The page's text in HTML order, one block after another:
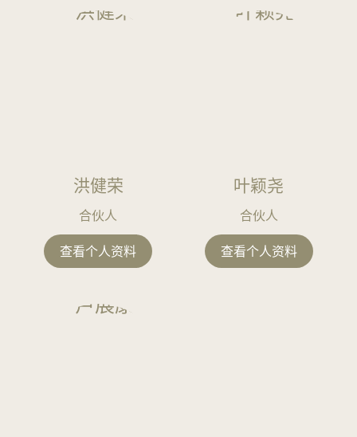
洪健荣
合伙人
查看个人资料
叶颖尧
合伙人
查看个人资料
规
及
富
规
划
识